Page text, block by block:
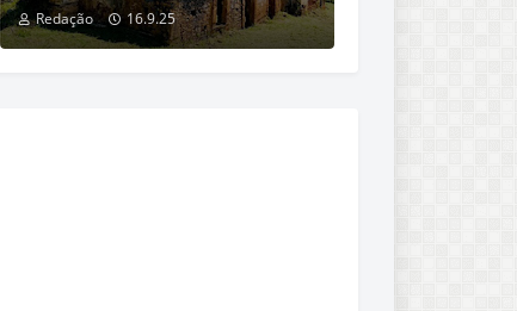
Redação 16.9.25